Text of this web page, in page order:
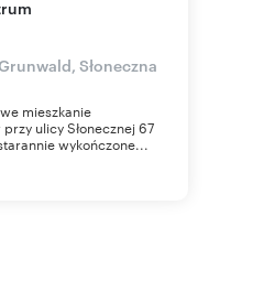
Słoneczna
mieszkanie
ulicy Słonecznej 67
wykończone...